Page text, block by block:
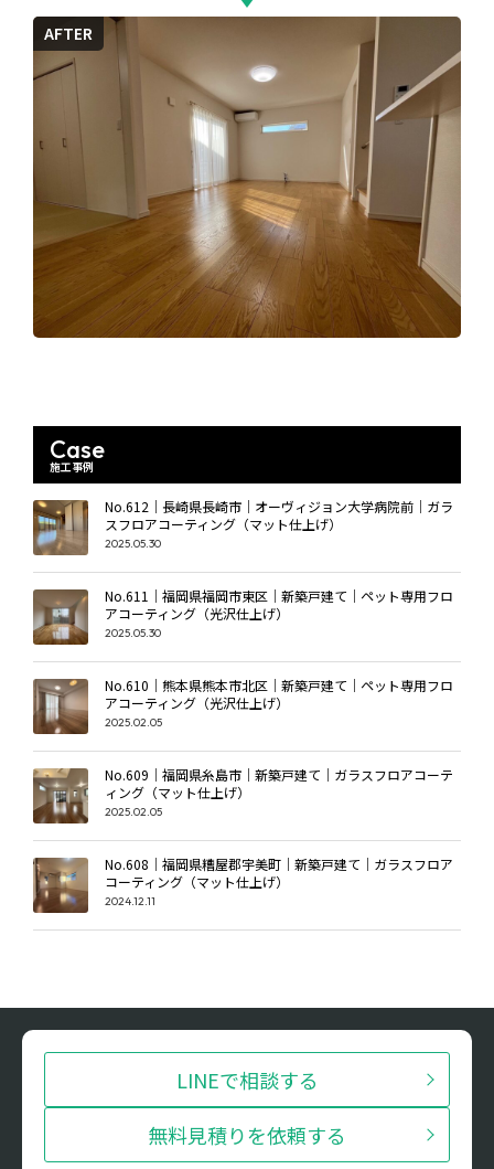
AFTER
Case
施工事例
No.612｜長崎県長崎市｜オーヴィジョン大学病院前｜ガラ
スフロアコーティング（マット仕上げ）
2025.05.30
No.611｜福岡県福岡市東区｜新築戸建て｜ペット専用フロ
アコーティング（光沢仕上げ）
2025.05.30
No.610｜熊本県熊本市北区｜新築戸建て｜ペット専用フロ
アコーティング（光沢仕上げ）
2025.02.05
No.609｜福岡県糸島市｜新築戸建て｜ガラスフロアコーテ
ィング（マット仕上げ）
2025.02.05
No.608｜福岡県糟屋郡宇美町｜新築戸建て｜ガラスフロア
コーティング（マット仕上げ）
2024.12.11
LINEで相談する
無料見積りを依頼する